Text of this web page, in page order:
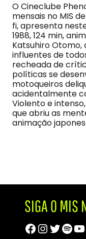
O Cineclube
mensais no MIS
fi, apresenta
1988, 124 min,
Katsuhiro Otomo,
influentes de
recheada de
políticas se
motoqueiros
acidentalmente
Violento e
que abriu as
animação
SIGA O MIS
Facebook